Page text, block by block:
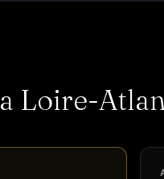
Loire-